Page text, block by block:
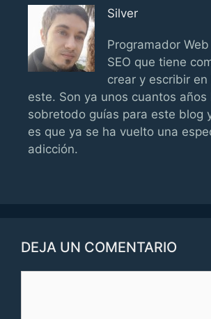
Silver
Programador
SEO que tiene
crear y escribir
este. Son ya unos cuantos años
sobretodo guías para este blog
es que ya se ha vuelto una
adicción.
DEJA UN COMENTARIO